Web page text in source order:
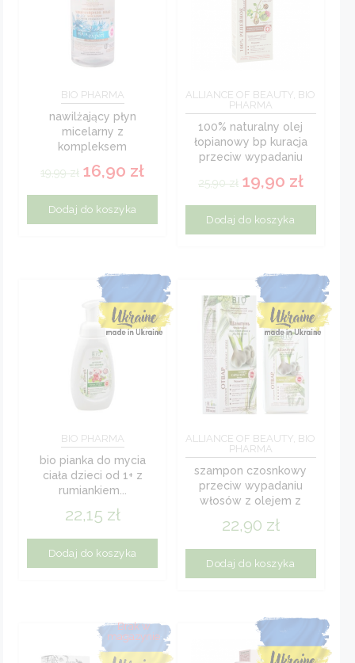
BIO PHARMA
nawilżający płyn
micelarny z
kompleksem
hydrovance i olejkiem
różanym aqua...
19,99zł 16,90 zł
Dodaj do koszyka
ALLIANCE OF BEAUTY, BIO
PHARMA
100% naturalny olej
łopianowy bp kuracja
przeciw wypadaniu
25,90zł 19,90 zł
Dodaj do koszyka
BIO PHARMA
bio pianka do mycia
ciała dzieci od 1+ z
rumiankiem...
22,15 zł
Dodaj do koszyka
ALLIANCE OF BEAUTY, BIO
PHARMA
szampon czosnkowy
przeciw wypadaniu
włosów z olejem z
22,90 zł
Dodaj do koszyka